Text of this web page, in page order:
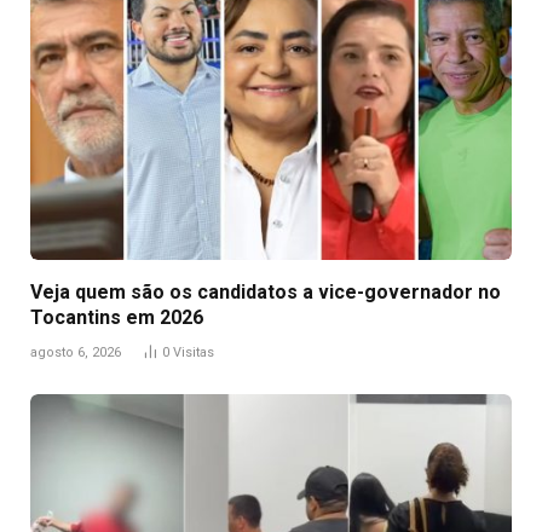
Veja quem são os candidatos a vice-governador no
Tocantins em 2026
agosto 6, 2026 0 Visitas